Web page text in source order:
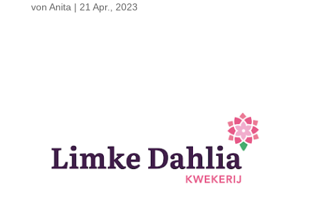
von Anita | 21 Apr., 2023